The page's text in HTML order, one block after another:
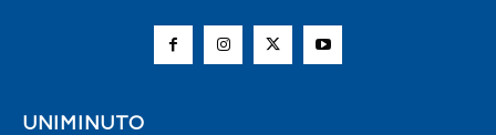
UNIMINUTO